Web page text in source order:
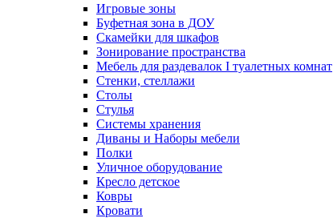
Игровые зоны
Буфетная зона в ДОУ
Скамейки для шкафов
Зонирование пространства
Мебель для раздевалок I туалетных комнат
Стенки, стеллажи
Столы
Стулья
Системы хранения
Диваны и Наборы мебели
Полки
Уличное оборудование
Кресло детское
Ковры
Кровати